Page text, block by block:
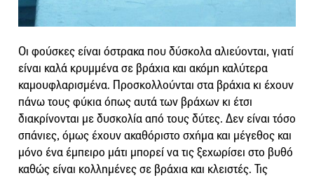
Οι φούσκες είναι όστρακα που δύσκολα αλιεύονται, γιατί
είναι καλά κρυμμένα σε βράχια και ακόμη καλύτερα
καμουφλαρισμένα. Προσκολλούνται στα βράχια κι έχουν
πάνω τους φύκια όπως αυτά των βράχων κι έτσι
διακρίνονται με δυσκολία από τους δύτες. Δεν είναι τόσο
σπάνιες, όμως έχουν ακαθόριστο σχήμα και μέγεθος και
μόνο ένα έμπειρο μάτι μπορεί να τις ξεχωρίσει στο βυθό
καθώς είναι κολλημένες σε βράχια και κλειστές. Τις